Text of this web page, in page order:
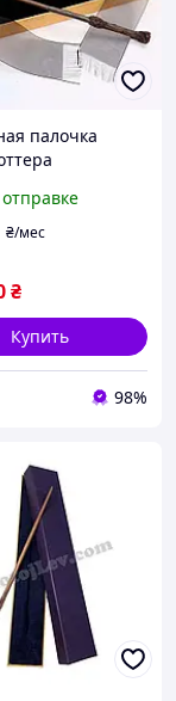
палочка
отправке
₴/мес
₴
Купить
98%